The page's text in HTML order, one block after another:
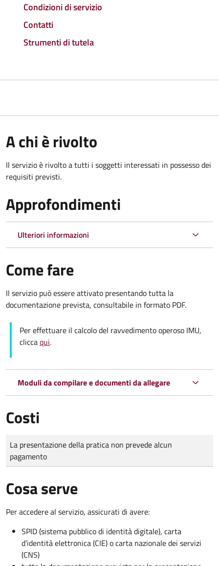
Condizioni di servizio
Contatti
Strumenti di tutela
A chi è rivolto
Il servizio è rivolto a tutti i soggetti interessati in possesso dei
requisiti previsti.
Approfondimenti
Ulteriori informazioni
Come fare
Il servizio può essere attivato presentando tutta la
documentazione prevista, consultabile in formato PDF.
Per effettuare il calcolo del ravvedimento operoso IMU,
cliccaqui.
Moduli da compilare e documenti da allegare
Costi
Tipo di pagamento
Importo
La presentazione della pratica non prevede alcun
pagamento
Cosa serve
Per accedere al servizio, assicurati di avere:
SPID (sistema pubblico di identità digitale), carta
d’identità elettronica (CIE) o carta nazionale dei servizi
(CNS)